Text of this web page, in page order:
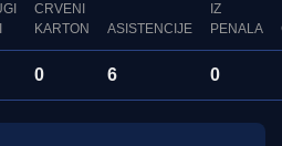
CRVENI
KARTON
ASISTENCIJE
IZ
PENALA
0 6 0